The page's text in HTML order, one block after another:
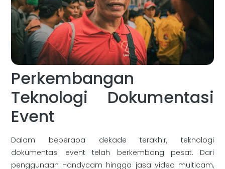
Perkembangan
Teknologi Dokumentasi
Event
Dalam beberapa dekade terakhir, teknologi
dokumentasi event telah berkembang pesat. Dari
penggunaan Handycam hingga jasa video multicam,